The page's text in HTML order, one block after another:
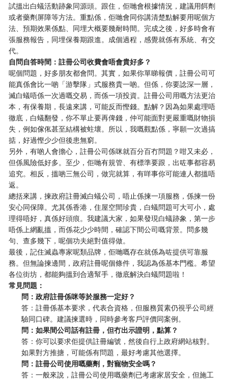
試搵出白蟻活動跡象同源頭。跟住，佢哋會根據情況，建議用餌劑
或者藥劑屏障等方法。重點係，佢哋會同你講清楚點解要用呢個方
法、預期效果係點、同埋大概要幾耐時間。完成之後，好多時會有
張服務報告，同埋保養期跟進。成個過程，感覺就係有系統、有交
代。
自問自答時間：註冊公司收費會唔會貴好多？
呢個問題，好多朋友都會問。其實，如果你單睇報價，註冊公司可
能真係會比一啲「游擊隊」式服務貴一啲。但係，你要諗深一層，
滅白蟻唔係一次過嘅交易，而係一項投資。註冊公司用嘅方法更治
本，有保養期，長遠來講，可能反而慳錢。點解？因為如果處理唔
徹底，白蟻翻發，你不單止要再俾錢，仲可能面對更嚴重嘅財物損
失，例如傢俬甚至結構被蛀壞。所以，我嘅觀點係，寧願一次過搞
掂，好過慳少少但後患無窮。
另外，有啲人會擔心，註冊公司係咪就百分百冇問題？咁又未必，
但係風險低好多。至少，佢哋有規管、有標準要跟，出咗事都容易
追究。相反，搵啲三無公司，做完就算，有咩事你可能連人都搵唔
返。
總括來講，揀政府註冊滅白蟻公司，唔止係揀一項服務，係揀一份
安心同保障。尤其係香港，住屋空間珍貴，白蟻問題可大可小，處
理得唔好，真係好頭痕。我建議大家，如果發現白蟻跡象，第一步
唔係上網亂搵，而係花少少時間，確認下間公司嘅背景。問多幾
句、查多幾下，呢個功夫絕對值得做。
最後，記住滅蟲專家呢類品牌，佢哋嘅存在就係為咗提供可靠服
務。但無論揀邊間，政府註冊呢個條件，我認為係基本門檻。希望
各位街坊，都能夠搵到合適幫手，徹底解決白蟻問題啦！
常見問題：
問：政府註冊係咪等於服務一定好？
答：註冊係基本要求，代表合資格，但服務質素仍視乎公司經
驗同口碑。建議揀選時，同時參考客戶評價同案例。
問：如果間公司話有註冊，但冇出示證明，點算？
答：你可以要求佢提供註冊編號，然後自行上政府網站核對。
如果對方推搪，可能係有問題，最好考慮其他選擇。
問：註冊公司使用嘅藥劑，對寵物安全嗎？
答：一般來說，註冊公司使用嘅藥劑已考慮家居安全，但施工